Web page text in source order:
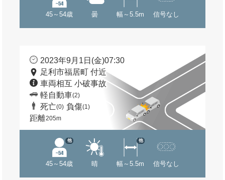
45～54歳 曇 幅～5.5m 信号なし
2023年9月1日(金)07:30
足利市福居町 付近
車両相互 小破事故
軽自動車(2)
死亡(0) 負傷(1)
距離205m
45～54歳
他
晴 幅～5.5m
他
信号なし